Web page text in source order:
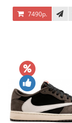
7490р.